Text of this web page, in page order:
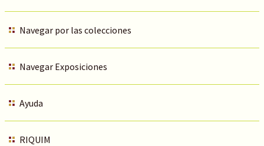
Navegar por las colecciones
Navegar Exposiciones
Ayuda
RIQUIM